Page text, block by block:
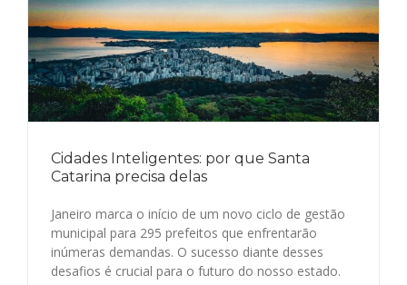
Cidades Inteligentes: por que Santa
Catarina precisa delas
Janeiro marca o início de um novo ciclo de gestão
municipal para 295 prefeitos que enfrentarão
inúmeras demandas. O sucesso diante desses
desafios é crucial para o futuro do nosso estado.